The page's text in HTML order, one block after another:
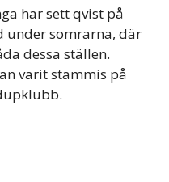
har sett qvist på
under somrarna, där
dessa ställen.
varit stammis på